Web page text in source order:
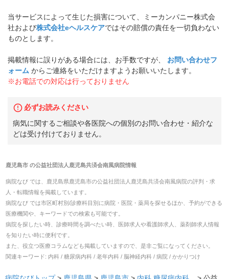
当サービスによって生じた損害について、ミーカンパニー株式会
社および株式会社eヘルスケアではその賠償の責任を一切負わない
ものとします。
掲載情報に誤りがある場合には、お手数ですが、
お問い合わせフ
ォーム からご連絡をいただけますようお願いいたします。
※お電話での対応は行っておりません
必ずお読みください
病気に関するご相談や各医院への個別のお問い合わせ・紹介な
どは受け付けておりません。
鹿児島市の公益社団法人鹿児島共済会南風病院情報
病院なび では、 鹿児島県鹿児島市の公益社団法人鹿児島共済会南風病院の評判・求
人・転職情報を掲載しています。
病院なび では市区町村別/診療科目別に病院・医院・薬局を探せるほか、予約ができる
医療機関や、キーワードでの検索も可能です。
病院を探したい時、診療時間を調べたい時、医師求人や看護師求人、薬剤師求人情報
を知りたい時に便利です。
また、役立つ医療コラムなども掲載していますので、是非ご覧になってください。
関連キーワード: 内科 / 糖尿病内科 / 老年内科 / 脳神経内科 / 病院 / かかりつけ